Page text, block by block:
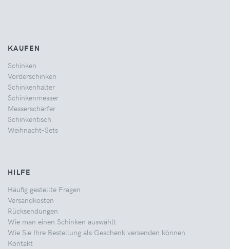
KAUFEN
Schinken
Vorderschinken
Schinkenhalter
Schinkenmesser
Messerschärfer
Schinkentisch
Weihnacht-Sets
HILFE
Häufig gestellte Fragen
Versandkosten
Rücksendungen
Wie man einen Schinken auswählt
Wie Sie Ihre Bestellung als Geschenk versenden können
Kontakt